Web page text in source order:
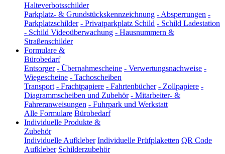
Halteverbotsschilder
Parkplatz- & Grundstückskennzeichnung - Absperrungen -
Parkplatzschilder - Privatparkplatz Schild - Schild Ladestation
- Schild Videoüberwachung - Hausnummern &
Straßenschilder
Formulare &
Bürobedarf
Entsorger - Übernahmescheine - Verwertungsnachweise -
Wiegescheine - Tachoscheiben
Transport - Frachtpapiere - Fahrtenbücher - Zollpapiere -
Diagrammscheiben und Zubehör - Mitarbeiter- &
Fahreranweisungen - Fuhrpark und Werkstatt
Alle Formulare Bürobedarf
Individuelle Produkte &
Zubehör
Individuelle Aufkleber Individuelle Prüfplaketten QR Code
Aufkleber Schilderzubehör